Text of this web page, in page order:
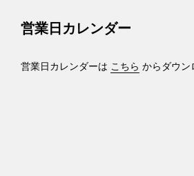
営業日カレンダー
営業日カレンダーは こちら からダウン